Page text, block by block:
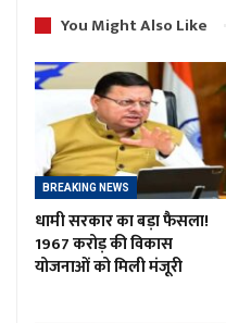
You Might Also Like
BREAKING NEWS
धामी सरकार का बड़ा फैसला!
1967 करोड़ की विकास
योजनाओं को मिली मंजूरी